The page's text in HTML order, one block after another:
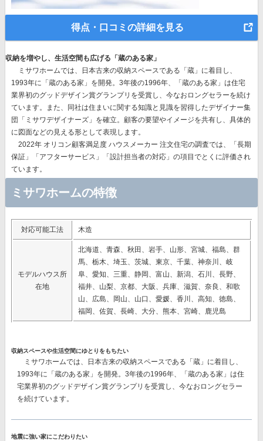
得点・口コミの詳細を見る
収納を増やし、生活空間も広げる「蔵のある家」
ミサワホームでは、
日本古来の収納スペースである「蔵」に着目 し、
1993年に「蔵のある家」を開発。3年後の1996年、
「蔵のある家」は住宅
業界初のグッドデザイン賞グランプリを受賞し、今なおロングセラーを続け
ています。また、同社は住まいに関する知識と見識を習得したデザイナー集
団「ミサワデザイナーズ」を確立。顧客の要望やイメージを共有し、具体的
に図面などの見える形として表現します。
2022年 オリコン顧客満足度 ハウスメーカー 注文住宅の調査では、「長期
保証」「アフターサービス」「設計担当者の対応」の項目でとくに評価され
ています。
ミサワホームの特徴
対応可能工法 木造
モデルハウス所
在地
北海道、青森、秋田、岩手、山形、宮城、福島、群
馬、栃木、埼玉、茨城、東京、千葉、神奈川、岐
阜、愛知、三重、静岡、富山、新潟、石川、長野、
福井、山梨、京都、大阪、兵庫、滋賀、奈良、和歌
山、広島、岡山、山口、愛媛、香川、高知、徳島、
福岡、佐賀、長崎、大分、熊本、宮崎、鹿児島
収納スペースや生活空間にゆとりをもちたい
ミサワホームでは、日本古来の収納スペースである「蔵」に着目し、
1993年に「蔵のある家」を開発。3年後の1996年、「蔵のある家」は住
宅業界初のグッドデザイン賞グランプリを受賞し、今なおロングセラー
を続けています。
地震に強い家にこだわりたい